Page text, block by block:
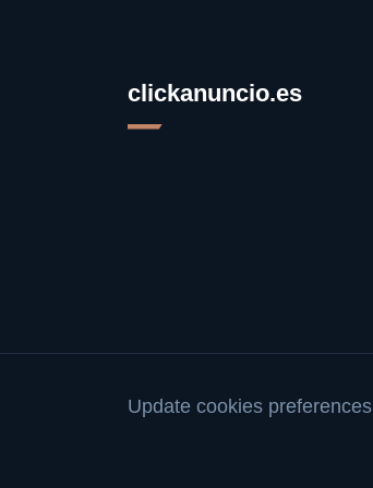
clickanuncio.es
Update cookies preferences